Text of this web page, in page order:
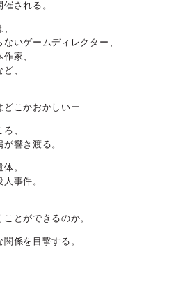
される。
いゲームディレクター、
家、
、
どこかおかしいー
、
響き渡る。
。
事件。
とができるのか。
係を目撃する。